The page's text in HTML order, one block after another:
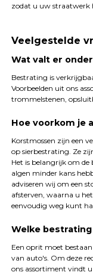
zodat u uw straatwerk
Veelgestelde
Wat valt er
Bestrating is
Voorbeelden uit ons
trommelstenen,
Hoe voorkom je
Korstmossen zijn een
op sierbestrating. Ze
Het is belangrijk om
algen minder kans
adviseren wij om een
afsterven, waarna u
eenvoudig weg kunt
Welke
Een oprit moet
van auto's. Om deze
ons assortiment vindt